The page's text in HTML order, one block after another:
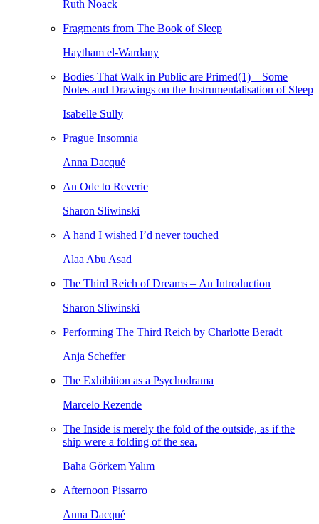
Ruth Noack
Fragments from The Book of Sleep
Haytham el-Wardany
Bodies That Walk in Public are Primed(1) – Some
Notes and Drawings on the Instrumentalisation of Sleep
Isabelle Sully
Prague Insomnia
Anna Dacqué
An Ode to Reverie
Sharon Sliwinski
A hand I wished I’d never touched
Alaa Abu Asad
The Third Reich of Dreams – An Introduction
Sharon Sliwinski
Performing The Third Reich by Charlotte Beradt
Anja Scheffer
The Exhibition as a Psychodrama
Marcelo Rezende
The Inside is merely the fold of the outside, as if the
ship were a folding of the sea.
Baha Görkem Yalım
Afternoon Pissarro
Anna Dacqué